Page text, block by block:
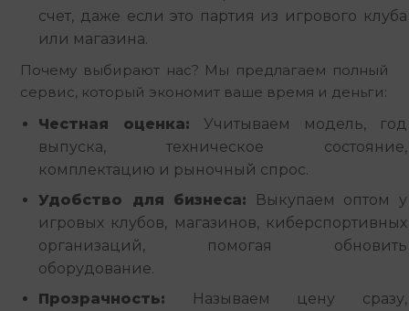
счет, даже если это партия из игрового клуба
или магазина.
Почему выбирают нас? Мы предлагаем полный
сервис, который экономит ваше время и деньги:
Честная оценка: Учитываем модель, год
выпуска, техническое состояние,
комплектацию и рыночный спрос.
Удобство для бизнеса: Выкупаем оптом у
игровых клубов, магазинов, киберспортивных
организаций, помогая обновить
оборудование.
Прозрачность: Называем цену сразу,